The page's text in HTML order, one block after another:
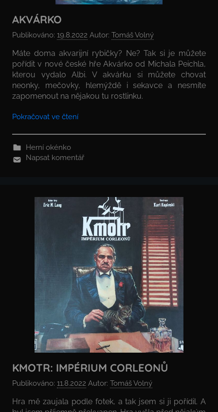
AKVÁRKO
Publikováno: 19.8.2022 Autor: Tomáš Volný
Máte doma akvarijní rybičky? Ne? Tak si je můžete
pořídit v nové české hře Akvárko od Michala Peichla,
kterou vydalo Albi. V akvárku si můžete chovat
neonky, mečovky, hlemýždě i sekavce a nesmíte
zapomenout na nějakou tu rostlinku.
Pokračovat ve čtení
Herní okénko
Napsat komentář
KMOTR: IMPÉRIUM CORLEONŮ
Publikováno: 11.8.2022 Autor: Tomáš Volný
Hra mě zaujala podle fotek, a tak jsem si ji pořídil. A